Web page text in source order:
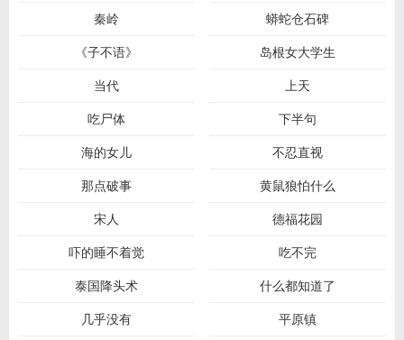
秦岭
蟒蛇仓石碑
《子不语》
岛根女大学生
当代
上天
吃尸体
下半句
海的女儿
不忍直视
那点破事
黄鼠狼怕什么
宋人
德福花园
吓的睡不着觉
吃不完
泰国降头术
什么都知道了
几乎没有
平原镇